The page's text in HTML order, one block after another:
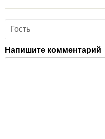
Напишите комментарий